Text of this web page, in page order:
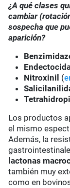
¿A qué clases
cambiar
sospecha que
aparición?
Nitroxinil (
Los productos
el mismo
Además, la
lactonas
también muy
como en